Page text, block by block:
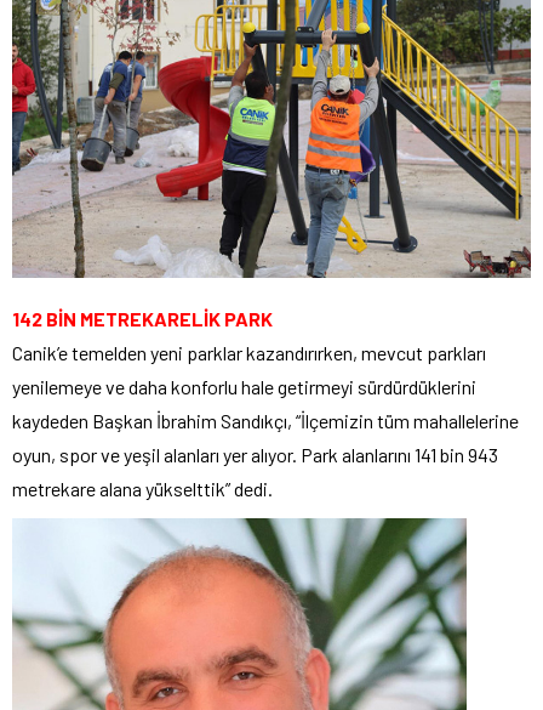
142 BİN METREKARELİK PARK
Canik’e temelden yeni parklar kazandırırken, mevcut parkları
yenilemeye ve daha konforlu hale getirmeyi sürdürdüklerini
kaydeden Başkan İbrahim Sandıkçı, “İlçemizin tüm mahallelerine
oyun, spor ve yeşil alanları yer alıyor. Park alanlarını 141 bin 943
metrekare alana yükselttik” dedi.